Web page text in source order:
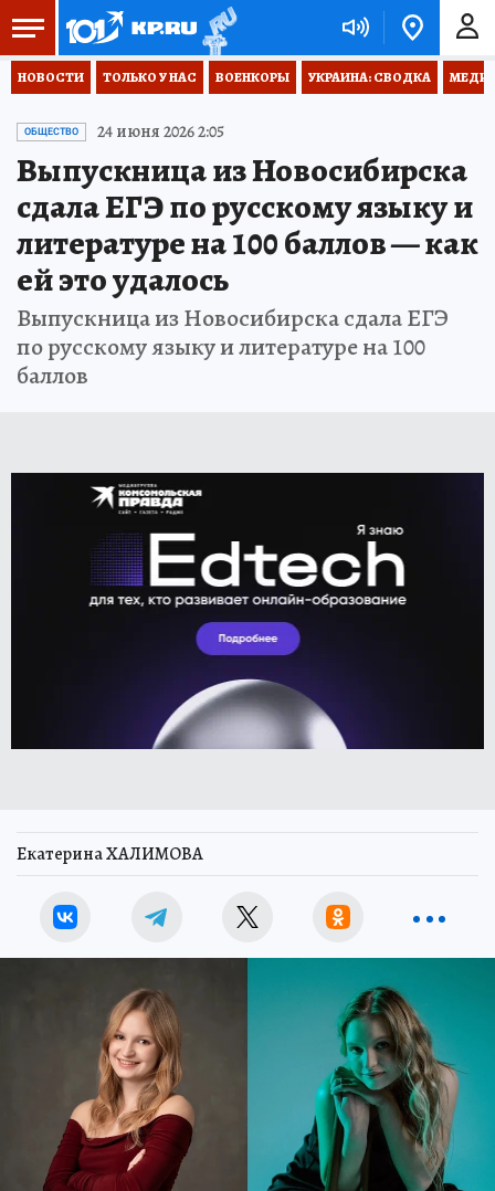
НОВОСТИ ТОЛЬКО У НАС ВОЕНКОРЫ УКРАИНА: СВОДКА
ОБЩЕСТВО 24 июня 2026 2:05
Выпускница из Новосибирска
сдала ЕГЭ по русскому языку и
литературе на 100 баллов — как
ей это удалось
Выпускница из Новосибирска сдала ЕГЭ
по русскому языку и литературе на 100
баллов
Екатерина ХАЛИМОВА